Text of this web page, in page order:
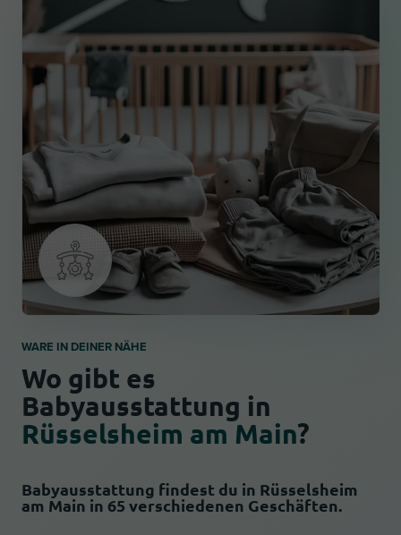
Als meinen Standort wählen
WARE IN DEINER NÄHE
Wo gibt es
Babyausstattung in
Rüsselsheim am Main?
Babyausstattung findest du in Rüsselsheim
am Main in 65 verschiedenen Geschäften.